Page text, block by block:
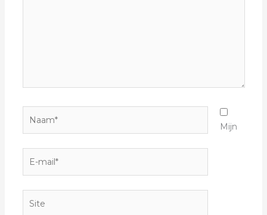
mail*
Mijn